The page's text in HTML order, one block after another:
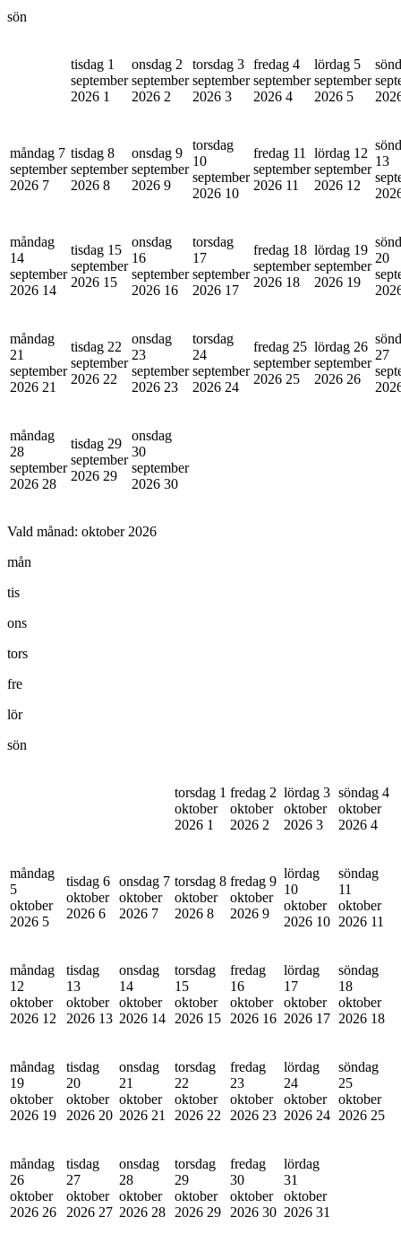
sön
tisdag 1
september
2026 1
onsdag 2
september
2026 2
torsdag 3
september
2026 3
fredag 4
september
2026 4
lördag 5
september
2026 5
måndag 7
september
2026 7
tisdag 8
september
2026 8
onsdag 9
september
2026 9
torsdag
10
september
2026 10
fredag 11
september
2026 11
lördag 12
september
2026 12
13
måndag
14
september
2026 14
tisdag 15
september
2026 15
onsdag
16
september
2026 16
torsdag
17
september
2026 17
fredag 18
september
2026 18
lördag 19
september
2026 19
20
måndag
21
september
2026 21
tisdag 22
september
2026 22
onsdag
23
september
2026 23
torsdag
24
september
2026 24
fredag 25
september
2026 25
lördag 26
september
2026 26
27
måndag
28
september
2026 28
tisdag 29
september
2026 29
onsdag
30
september
2026 30
Vald månad: oktober 2026
mån
tis
ons
tors
fre
lör
sön
torsdag 1
oktober
2026 1
fredag 2
oktober
2026 2
lördag 3
oktober
2026 3
söndag 4
oktober
2026 4
måndag
5
oktober
2026 5
tisdag 6
oktober
2026 6
onsdag 7
oktober
2026 7
torsdag 8
oktober
2026 8
fredag 9
oktober
2026 9
lördag
10
oktober
2026 10
söndag
11
oktober
2026 11
måndag
12
oktober
2026 12
tisdag
13
oktober
2026 13
onsdag
14
oktober
2026 14
torsdag
15
oktober
2026 15
fredag
16
oktober
2026 16
lördag
17
oktober
2026 17
söndag
18
oktober
2026 18
måndag
19
oktober
2026 19
tisdag
20
oktober
2026 20
onsdag
21
oktober
2026 21
torsdag
22
oktober
2026 22
fredag
23
oktober
2026 23
lördag
24
oktober
2026 24
söndag
25
oktober
2026 25
måndag
26
oktober
2026 26
tisdag
27
oktober
2026 27
onsdag
28
oktober
2026 28
torsdag
29
oktober
2026 29
fredag
30
oktober
2026 30
lördag
31
oktober
2026 31